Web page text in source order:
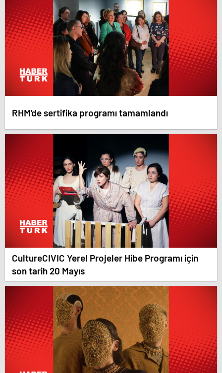
RHM’de sertifika programı tamamlandı
CultureCIVIC Yerel Projeler Hibe Programı için
son tarih 20 Mayıs